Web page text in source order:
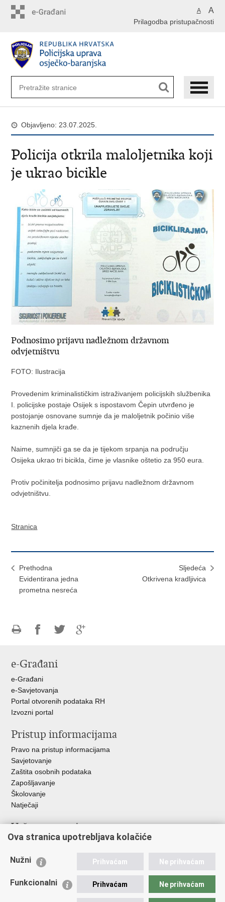
A A
Prilagodba pristupačnosti
Objavljeno: 23.07.2025.
Policija otkrila maloljetnika koji
je ukrao bicikle
Podnosimo prijavu nadležnom državnom
odvjetništvu
FOTO: Ilustracija
Provedenim kriminalističkim istraživanjem policijskih službenika
I. policijske postaje Osijek s ispostavom Čepin utvrđeno je
postojanje osnovane sumnje da je maloljetnik počinio više
kaznenih djela krađe.
Naime, sumnjiči ga se da je tijekom srpanja na području
Osijeka ukrao tri bicikla, čime je vlasnike oštetio za 950 eura.
Protiv počinitelja podnosimo prijavu nadležnom državnom
odvjetništvu.
Stranica
Prethodna
Evidentirana jedna
prometna nesreća
Sljedeća
Otkrivena kradljivica
FacebookuTwitteru
e-Građani
e-Građani
e-Savjetovanja
Portal otvorenih podataka RH
Izvozni portal
Pristup informacijama
Pravo na pristup informacijama
Savjetovanje
Zaštita osobnih podataka
Zapošljavanje
Školovanje
Natječaji
Važne poveznice
Ministarstvo unutarnjih poslova
Udruge
Policijska akademija
Ova stranica upotrebljava kolačiće
Nužni Prihvaćam Ne prihvaćam
Funkcionalni Prihvaćam Ne prihvaćam